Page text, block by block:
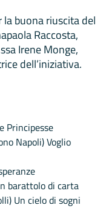
buona riuscita del
Raccosta,
Irene Monge,
dell’iniziativa.
Principesse
Napoli) Voglio
barattolo di carta
Un cielo di sogni